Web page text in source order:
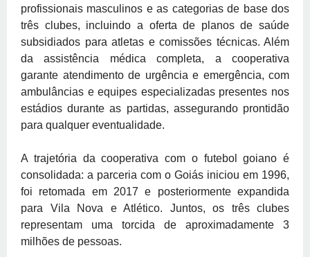
profissionais masculinos e as categorias de base dos
três clubes, incluindo a oferta de planos de saúde
subsidiados para atletas e comissões técnicas. Além
da assistência médica completa, a cooperativa
garante atendimento de urgência e emergência, com
ambulâncias e equipes especializadas presentes nos
estádios durante as partidas, assegurando prontidão
para qualquer eventualidade.
A trajetória da cooperativa com o futebol goiano é
consolidada: a parceria com o Goiás iniciou em 1996,
foi retomada em 2017 e posteriormente expandida
para Vila Nova e Atlético. Juntos, os três clubes
representam uma torcida de aproximadamente 3
milhões de pessoas.